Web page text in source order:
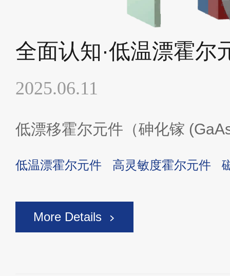
全面认知·低温漂霍尔
2025.06.11
低漂移霍尔元件（砷化镓
低温漂霍尔元件 高灵敏度霍尔元件
More Details